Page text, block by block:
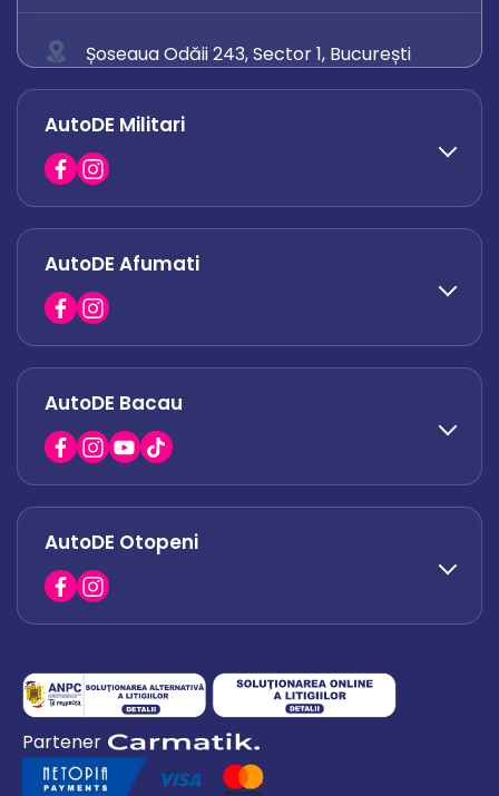
Șoseaua Odăii 243, Sector 1, București
0742 444 194
office.odaii@autode.ro
AutoDE Militari
0758 338 428
office.militari@autode.ro
AutoDE Afumati
0751 628 054
AutoDE Bacau
0730 063 852
0730 063 851
AutoDE Otopeni
0754 649 360
office.premium@autode.ro
Partener